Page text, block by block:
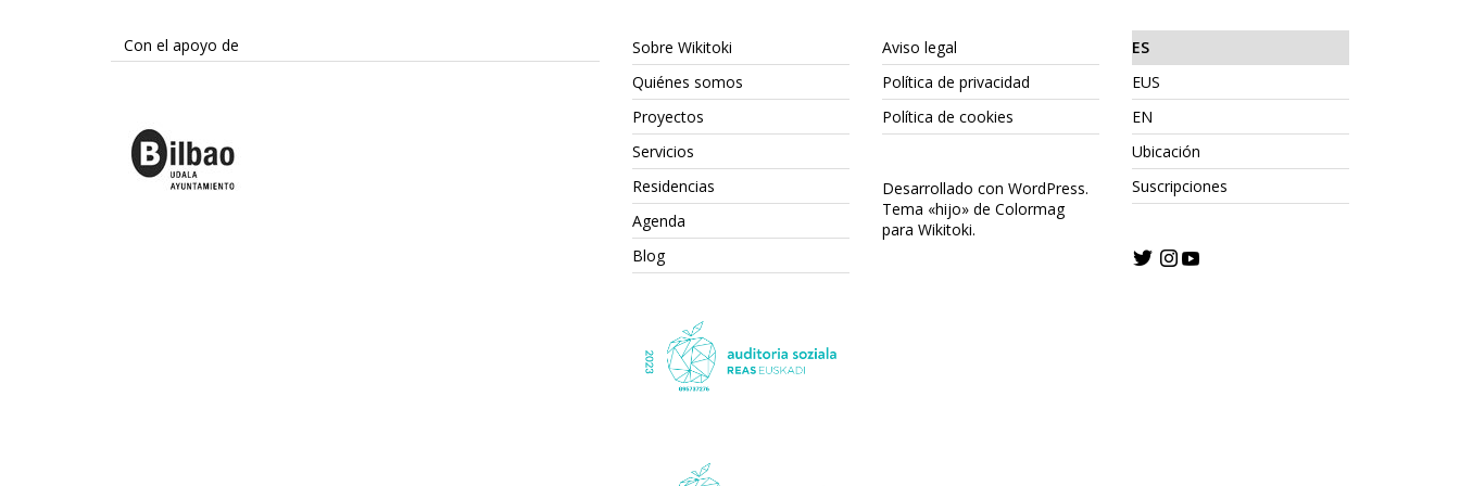
Con el apoyo de
Sobre Wikitoki
Quiénes somos
Proyectos
Servicios
Residencias
Agenda
Blog
Aviso legal
Política de privacidad
Política de cookies
Desarrollado con WordPress.
Tema «hijo» de Colormag
para Wikitoki.
ES
EUS
EN
Ubicación
Suscripciones